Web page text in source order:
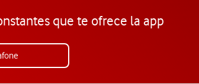
que te ofrece la app